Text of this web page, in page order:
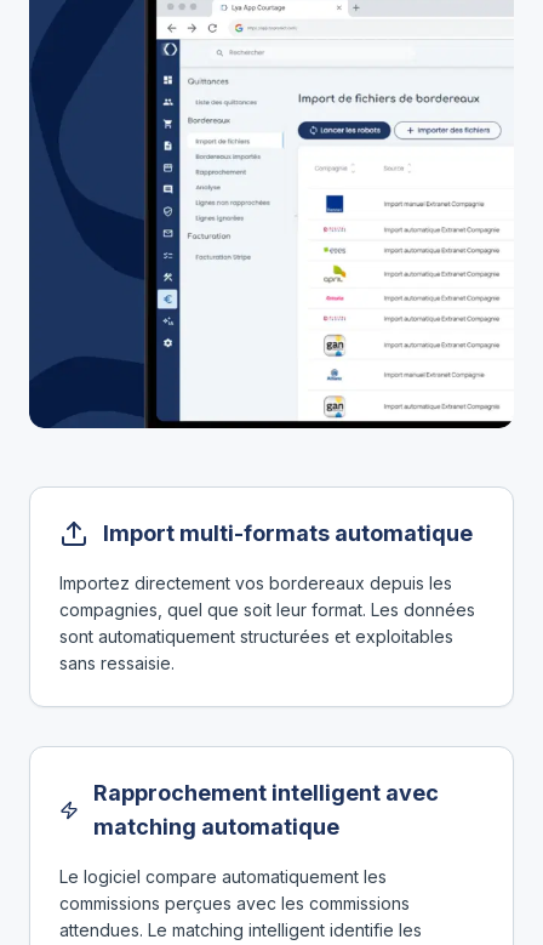
Import multi-formats automatique
Importez directement vos bordereaux depuis les
compagnies, quel que soit leur format. Les données
sont automatiquement structurées et exploitables
sans ressaisie.
Rapprochement intelligent avec
matching automatique
Le logiciel compare automatiquement les
commissions perçues avec les commissions
attendues. Le matching intelligent identifie les